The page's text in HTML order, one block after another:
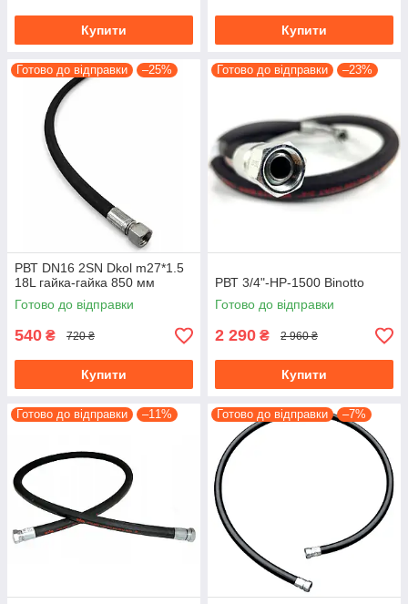
Купити Купити
Готово до відправки –25%
РВТ DN16 2SN Dkol m27*1.5
18L гайка-гайка 850 мм
Готово до відправки
540 ₴ 720 ₴
Купити
Готово до відправки –23%
РВТ 3/4"-НР-1500 Binotto
Готово до відправки
2 290 ₴ 2 960 ₴
Купити
Готово до відправки –11% Готово до відправки –7%